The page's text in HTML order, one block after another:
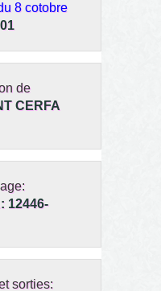
8 cotobre
de
CERFA
12446-
sorties: